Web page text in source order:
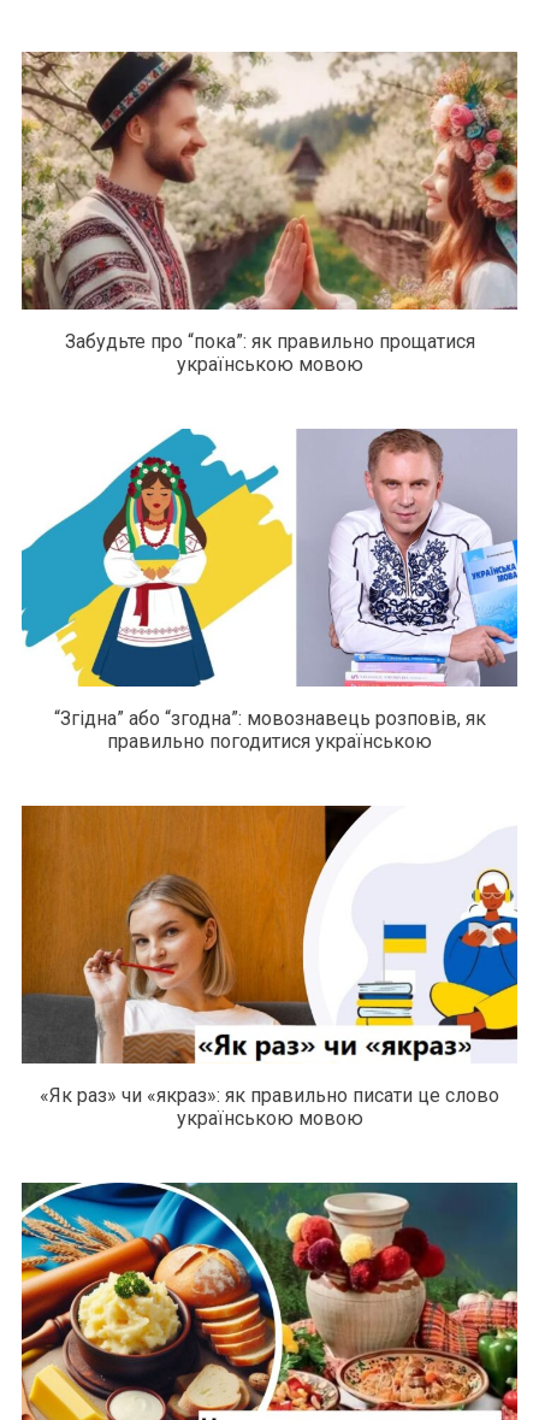
Забудьте про “пока”: як правильно прощатися
українською мовою
“Згідна” або “згодна”: мовознавець розповів, як
правильно погодитися українською
«Як раз» чи «якраз»: як правильно писати це слово
українською мовою